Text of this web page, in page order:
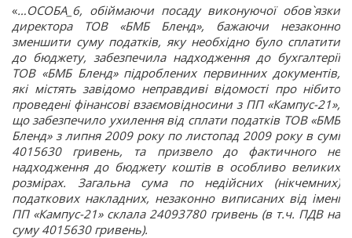
«…ОСОБА_6, обіймаючи посаду виконуючої обов`язки
директора ТОВ «БМБ Бленд», бажаючи незаконно
зменшити суму податків, яку необхідно було сплатити
до бюджету, забезпечила надходження до бухгалтерії
ТОВ «БМБ Бленд» підроблених первинних документів,
які містять завідомо неправдиві відомості про нібито
проведені фінансові взаємовідносини з ПП «Кампус-21»,
що забезпечило ухилення від сплати податків ТОВ «БМБ
Бленд» з липня 2009 року по листопад 2009 року в сумі
4015630 гривень, та призвело до фактичного не
надходження до бюджету коштів в особливо великих
розмірах. Загальна сума по недійсних (нікчемних)
податкових накладних, незаконно виписаних від імені
ПП «Кампус-21» склала 24093780 гривень (в т.ч. ПДВ на
суму 4015630 гривень).